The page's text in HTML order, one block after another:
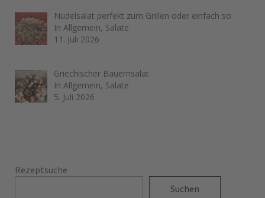
Nudelsalat perfekt zum Grillen oder einfach so
In Allgemein, Salate
11. Juli 2026
Griechischer Bauernsalat
In Allgemein, Salate
5. Juli 2026
Rezeptsuche
Suchen